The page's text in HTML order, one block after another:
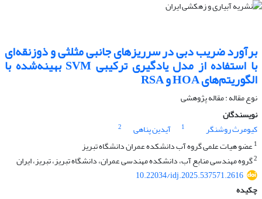
برآورد ضریب دبی در سرریزهای جانبی مثلثی و ذوزنقه‌ای
با استفاده از مدل یادگیری ترکیبی SVM بهینه‌شده با
الگوریتم‌های HOA و RSA
نوع مقاله : مقاله پژوهشی
نویسندگان
کیومرث روشنگر
1 آیدین پناهی
2
1عضو هیات علمی گروه آب دانشکده عمران دانشگاه تبریز
2گروه مهندسى منابع آب، دانشکده مهندسى عمران، دانشگاه تبریز، تبریز، ایران
10.22034/idj.2025.537571.2616
چکیده